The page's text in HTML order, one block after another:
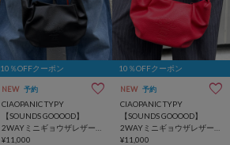
10％OFFクーポン
NEW 予約
CIAOPANIC TYPY
【SOUNDS GOOOOD】
2WAYミニギョウザレザーバ
ッグ
¥11,000
10％OFFクーポン
NEW 予約
CIAOPANIC TYPY
【SOUNDS GOOOOD】
2WAYミニギョウザレザーバ
ッグ
¥11,000